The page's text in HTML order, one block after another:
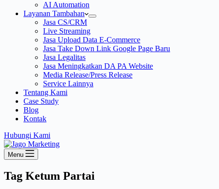
AI Automation
Layanan Tambahan
Jasa CS/CRM
Live Streaming
Jasa Upload Data E-Commerce
Jasa Take Down Link Google Page Baru
Jasa Legalitas
Jasa Meningkatkan DA PA Website
Media Release/Press Release
Service Lainnya
Tentang Kami
Case Study
Blog
Kontak
Hubungi Kami
Menu
Tag Ketum Partai